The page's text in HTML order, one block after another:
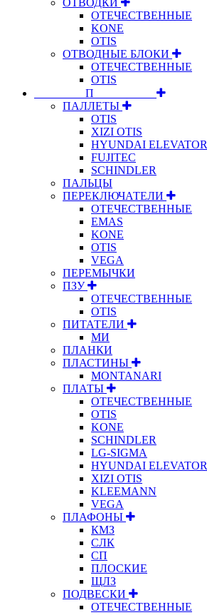
ОТЕЧЕСТВЕННЫЕ
KONE
OTIS
ОТВОДНЫЕ БЛОКИ
ОТЕЧЕСТВЕННЫЕ
OTIS
⠀⠀⠀⠀⠀⠀П⠀⠀⠀⠀⠀⠀⠀
ПАЛЛЕТЫ
OTIS
XIZI OTIS
HYUNDAI ELEVATOR
FUJITEC
SCHINDLER
ПАЛЬЦЫ
ПЕРЕКЛЮЧАТЕЛИ
ОТЕЧЕСТВЕННЫЕ
EMAS
KONE
OTIS
VEGA
ПЕРЕМЫЧКИ
ПЗУ
ОТЕЧЕСТВЕННЫЕ
OTIS
ПИТАТЕЛИ
МИ
ПЛАНКИ
ПЛАСТИНЫ
MONTANARI
ПЛАТЫ
ОТЕЧЕСТВЕННЫЕ
OTIS
KONE
SCHINDLER
LG-SIGMA
HYUNDAI ELEVATOR
XIZI OTIS
KLEEMANN
VEGA
ПЛАФОНЫ
КМЗ
СЛК
СП
ПЛОСКИЕ
ЩЛЗ
ПОДВЕСКИ
ОТЕЧЕСТВЕННЫЕ